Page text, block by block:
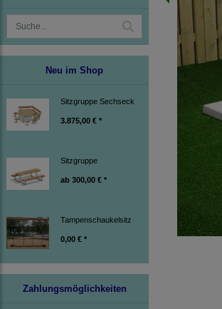
Neu im Shop
Sitzgruppe Sechseck
3.875,00 € *
Sitzgruppe
ab 300,00 € *
Tampenschaukelsitz
0,00 € *
Zahlungsmöglichkeiten